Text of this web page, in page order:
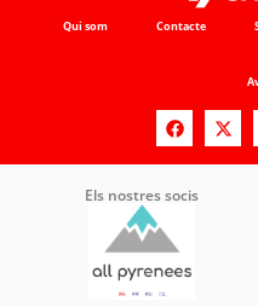
Qui som Contacte
Els nostres socis